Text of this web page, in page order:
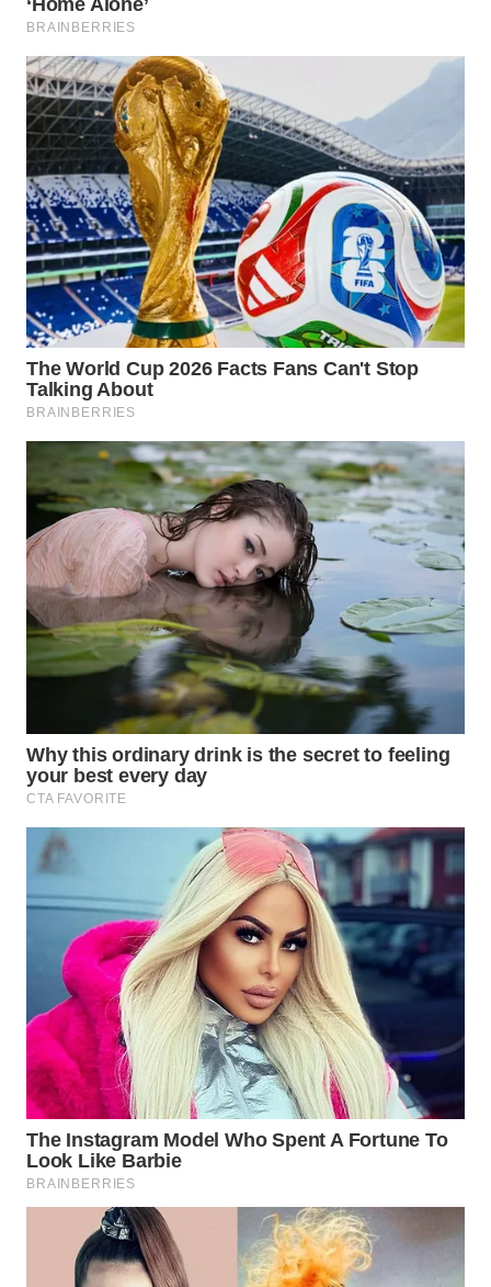
WAHANA
WAHANANEWS
ID
WAHANANEWS
CO ID
WAHANANEWS
NET
WAHANA
SPORT
UMKM
WAHANA
SELEB
WAHANA
PERSONA
WAHANA
OTOMOTIF
WAHANA
HEALTH
WAHANA
WISATA
LAPAK
WAHANA
Wahana
Network
KONSUMEN
LISTRIK
MASYARAKAT
KELISTRIKAN
WALINKI